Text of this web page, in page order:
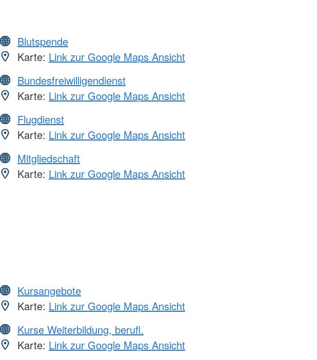
Blutspende
Karte: Link zur Google Maps Ansicht
Bundesfreiwilligendienst
Karte: Link zur Google Maps Ansicht
Flugdienst
Karte: Link zur Google Maps Ansicht
Mitgliedschaft
Karte: Link zur Google Maps Ansicht
Kursangebote
Karte: Link zur Google Maps Ansicht
Kurse Weiterbildung, berufl.
Karte: Link zur Google Maps Ansicht